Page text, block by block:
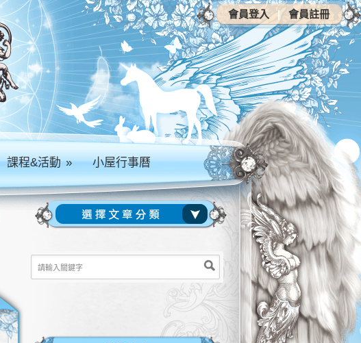
課程&活動» 小屋行事曆
會員登入 | 會員註冊